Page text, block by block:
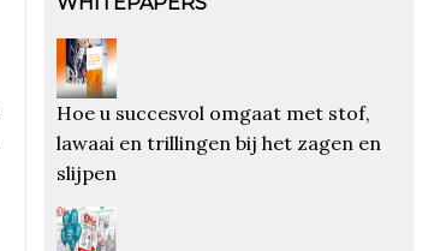
Hoe u succesvol omgaat met stof,
lawaai en trillingen bij het zagen en
slijpen